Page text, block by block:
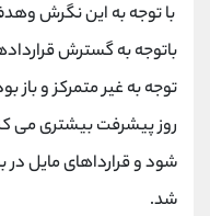
با توجه به این نگرش
باتوجه به گسترش
توجه به غیر متمرکز و باز
روز پیشرفت بیشتری می
شود و قرارداهای مایل در
شد.